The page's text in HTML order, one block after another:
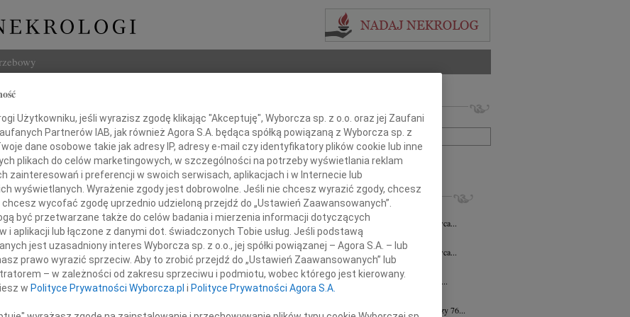
że dnia 22 marca 2010 roku
chorobie zmarł w wieku 79 lat
Czubak
Imię i nazwisko lub numer ogłoszenia:
+ szukanie zaawansowane
INNE NEKROLOGI
Magdalena Komar 22.06.2026
Z głębokim żalem zawiadamiam, że 17 czerwca...
Magdalena Komar 22.06.2026
Z głębokim żalem zawiadamiam, że 17 czerwca...
Jan Porębski
25.03.2026
Z głębokim żalem zawiadamiamy, że dnia 22...
Grażyna Bartczak
W dniu 5 marca 2026 roku zmarła przeżywszy 76...
Użytkowniku, jeśli wyrazisz zgodę klikając "Akceptuję", Wyborcza sp. z o.o. oraz jej Zaufani
Partnerów IAB, jak również Agora S.A. będąca spółką powiązaną z Wyborcza sp. z
dane osobowe takie jak adresy IP, adresy e-mail czy identyfikatory plików cookie lub inne
plikach do celów marketingowych, w szczególności na potrzeby wyświetlania reklam
zainteresowań i preferencji w swoich serwisach, aplikacjach i w Internecie lub
wyświetlanych. Wyrażenie zgody jest dobrowolne. Jeśli nie chcesz wyrazić zgody, chcesz
wycofać zgodę uprzednio udzieloną przejdź do „Ustawień Zaawansowanych”.
być przetwarzane także do celów badania i mierzenia informacji dotyczących
i aplikacji lub łączone z danymi dot. świadczonych Tobie usług. Jeśli podstawą
jest uzasadniony interes Wyborcza sp. z o.o., jej spółki powiązanej – Agora S.A. – lub
prawo wyrazić sprzeciw. Aby to zrobić przejdź do „Ustawień Zaawansowanych” lub
– w zależności od zakresu sprzeciwu i podmiotu, wobec którego jest kierowany.
w Polityce Prywatności Wyborcza.pl i Polityce Prywatności Agora S.A.